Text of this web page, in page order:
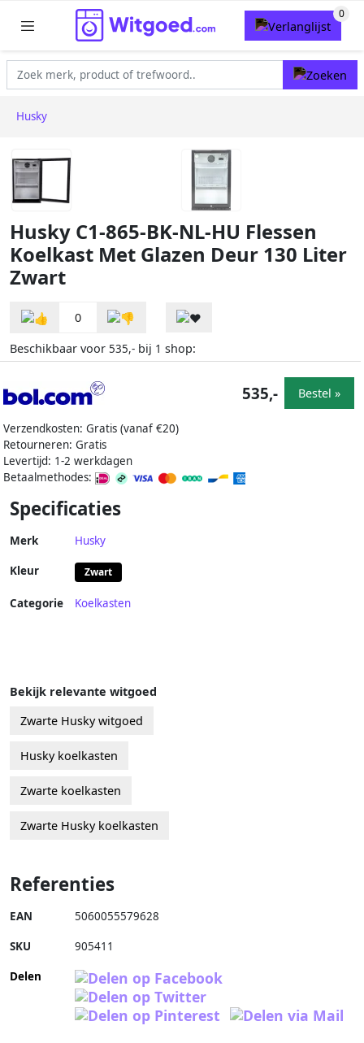
Husky
Husky C1-865-BK-NL-HU Flessen
Koelkast Met Glazen Deur 130 Liter
Zwart
0
Beschikbaar voor 535,- bij 1 shop:
Verzendkosten: Gratis (vanaf €20)
Retourneren: Gratis
Levertijd: 1-2 werkdagen
Betaalmethodes:
535,- Bestel »
Specificaties
Merk Husky
Kleur Zwart
Categorie Koelkasten
Bekijk relevante witgoed
Zwarte Husky witgoed
Husky koelkasten
Zwarte koelkasten
Zwarte Husky koelkasten
Referenties
EAN 5060055579628
SKU 905411
Delen